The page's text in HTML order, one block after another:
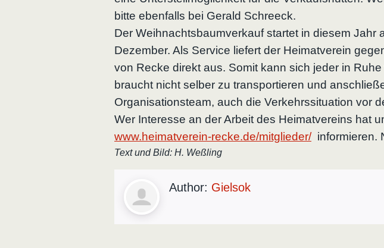
bitte ebenfalls bei Gerald Schreeck.
Der Weihnachtsbaumverkauf startet in diesem
Dezember. Als Service liefert der Heimatverein
von Recke direkt aus. Somit kann sich jeder in
braucht nicht selber zu transportieren und
Organisationsteam, auch die Verkehrssituation vor
Wer Interesse an der Arbeit des Heimatvereins hat
www.heimatverein-recke.de/mitglieder/informieren.
Text und Bild: H. Weßling
Author: Gielsok